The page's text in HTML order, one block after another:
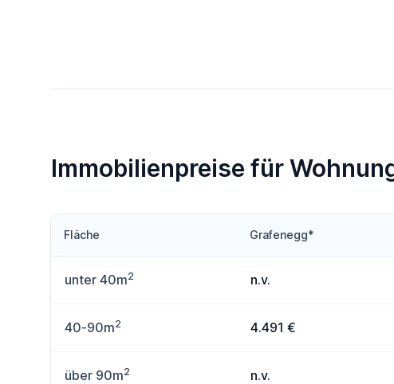
Immobilienpreise für
Fläche Grafenegg*
unter 40m2 n.v.
40-90m2 4.491 €
über 90m2 n.v.